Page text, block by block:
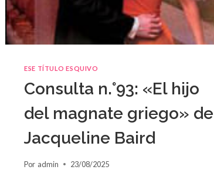
ESE TÍTULO ESQUIVO
Consulta n.°93: «El hijo
del magnate griego» de
Jacqueline Baird
Por admin 23/08/2025